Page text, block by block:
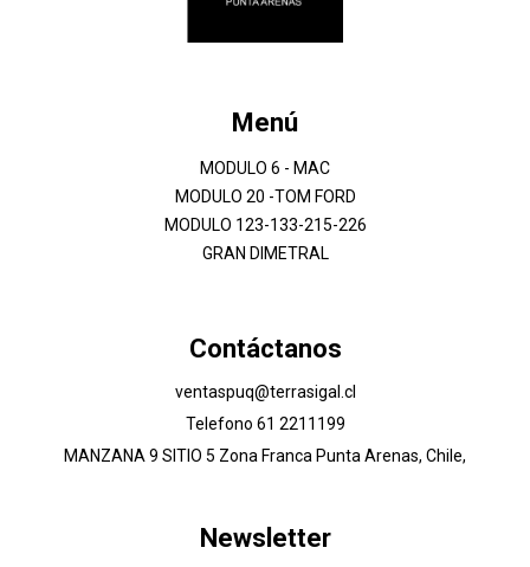
Menú
MODULO 6 - MAC
MODULO 20 -TOM FORD
MODULO 123-133-215-226
GRAN DIMETRAL
Contáctanos
ventaspuq@terrasigal.cl
Telefono 61 2211199
MANZANA 9 SITIO 5 Zona Franca Punta Arenas, Chile,
Newsletter